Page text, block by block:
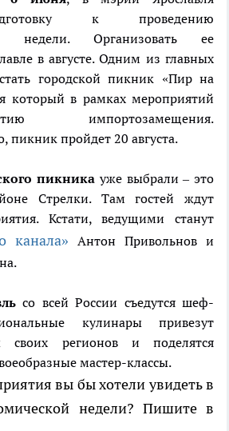
к проведению
недели. Организовать ее
в августе. Одним из главных
городской пикник «Пир на
который в рамках мероприятий
импортозамещения.
пикник пройдет 20 августа.
пикника уже выбрали – это
Стрелки. Там гостей ждут
Кстати, ведущими станут
канала» Антон Привольнов и
со всей России съедутся шеф-
кулинары привезут
своих регионов и поделятся
мастер-классы.
вы бы хотели увидеть в
недели? Пишите в